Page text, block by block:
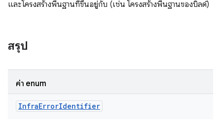
และโครงสร้างพื้นฐานที่ขึ้นอยู่กับ (เช่น โครงสร้างพื้นฐานของบิลด์)
สรุป
ค่า enum
InfraErrorIdentifier